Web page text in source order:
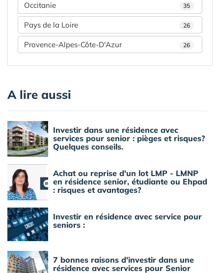
Occitanie 35
Pays de la Loire 26
Provence-Alpes-Côte-D'Azur 26
A lire aussi
Investir dans une résidence avec
services pour senior : pièges et risques?
Quelques conseils.
Achat ou reprise d'un lot LMP - LMNP
en résidence senior, étudiante ou Ehpad
: risques et avantages?
Investir en résidence avec service pour
seniors :
7 bonnes raisons d'investir dans une
résidence avec services pour Senior